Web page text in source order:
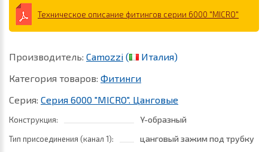
Техническое описание фитингов серии 6000 "MICRO"
Производитель: Camozzi (
Италия)
Категория товаров: Фитинги
Серия: Серия 6000 "MICRO". Цанговые
Конструкция: Y-образный
Тип присоединения (канал 1):
цанговый зажим под трубку